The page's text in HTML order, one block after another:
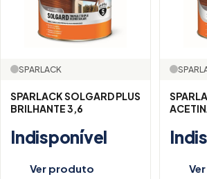
SPARLACK
SPARLACK SOLGARD PLUS
BRILHANTE 3,6
Indisponível
Ver produto